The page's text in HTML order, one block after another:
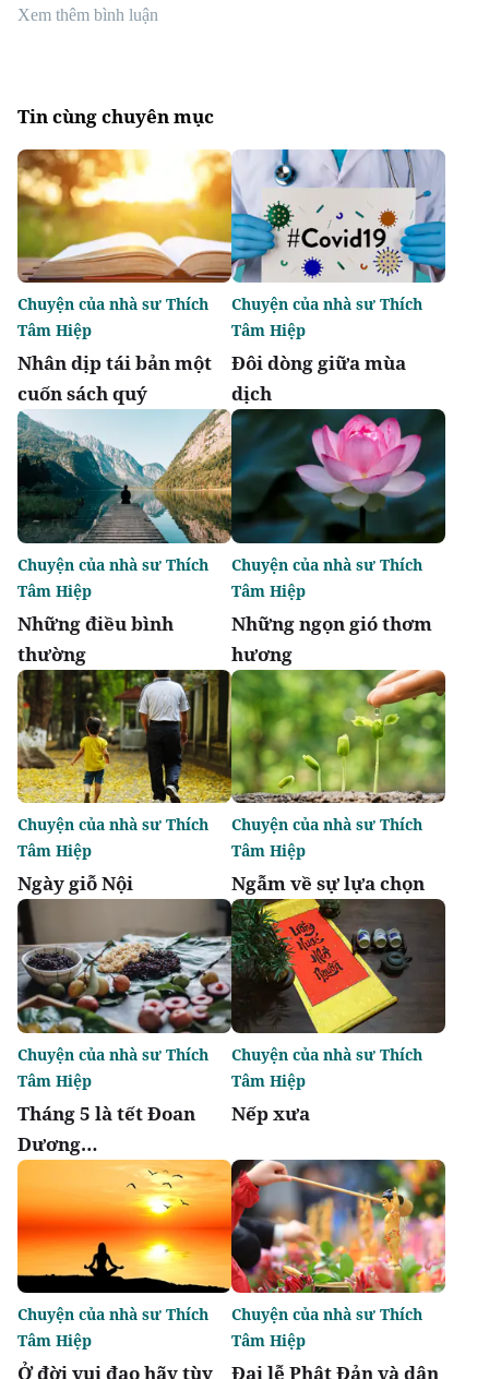
Xem thêm bình luận
Tin cùng chuyên mục
Nhân dịp tái bản một
cuốn sách quý
Chuyện của nhà sư Thích
Tâm Hiệp
Đôi dòng giữa mùa
dịch
Chuyện của nhà sư Thích
Tâm Hiệp
Những điều bình
thường
Chuyện của nhà sư Thích
Tâm Hiệp
Những ngọn gió thơm
hương
Chuyện của nhà sư Thích
Tâm Hiệp
Ngày giỗ Nội
Chuyện của nhà sư Thích
Tâm Hiệp
Ngẫm về sự lựa chọn
Chuyện của nhà sư Thích
Tâm Hiệp
Tháng 5 là tết Đoan
Dương…
Chuyện của nhà sư Thích
Tâm Hiệp
Nếp xưa
Chuyện của nhà sư Thích
Tâm Hiệp
Ở đời vui đạo hãy tùy
Chuyện của nhà sư Thích
Tâm Hiệp
Đại lễ Phật Đản và dân
Chuyện của nhà sư Thích
Tâm Hiệp